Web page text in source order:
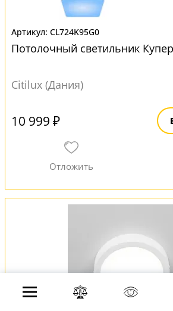
CL724K95G0
Потолочный светильник
Citilux (Дания)
10 999 ₽